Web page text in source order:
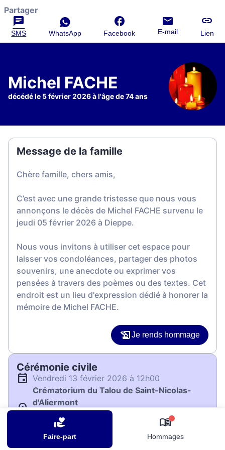
Faire-part Hommages
Partager
SMS WhatsApp Facebook E-mail Lien
Michel FACHE
décédé le 5 février 2026 à l'âge de 74 ans
Message de la famille
Chère famille, chers amis,
C’est avec une grande tristesse que nous vous
annonçons le décès de Michel FACHE survenu le
jeudi 05 février 2026 à Dieppe.
Nous vous invitons à utiliser cet espace pour
laisser vos condoléances, partager des photos
souvenirs, une anecdote ou exprimer vos
pensées à travers des poèmes ou des textes. Cet
endroit est un lieu d'expression dédié à honorer la
mémoire de Michel FACHE.
Je rends hommage
Cérémonie civile
vendredi 13 février 2026 à 12h00
Crématorium du Talou de Saint-Nicolas-
d'Aliermont
76510 Saint-Nicolas-d'Aliermont